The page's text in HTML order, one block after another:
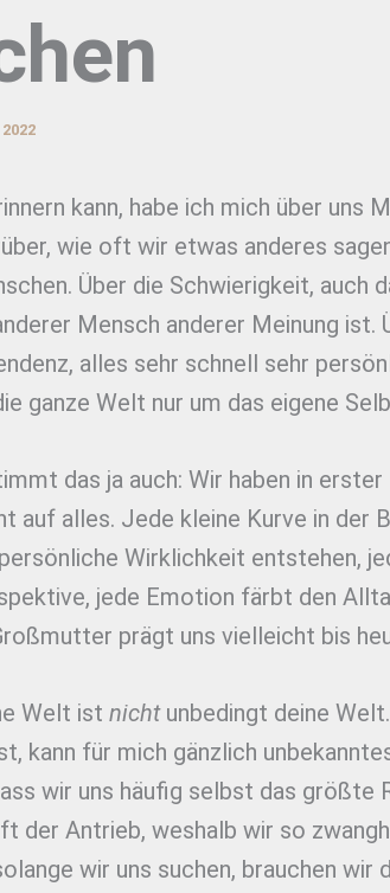
kann, habe ich mich über uns
wie oft wir etwas anderes
Über die Schwierigkeit, auch
Mensch anderer Meinung ist.
alles sehr schnell sehr
ganze Welt nur um das eigene
das ja auch: Wir haben in erster
auf alles. Jede kleine Kurve in der
Wirklichkeit entstehen,
jede Emotion färbt den
prägt uns vielleicht bis
Welt ist nicht unbedingt deine
kann für mich gänzlich
wir uns häufig selbst das größte
der Antrieb, weshalb wir so
wir uns suchen, brauchen wir